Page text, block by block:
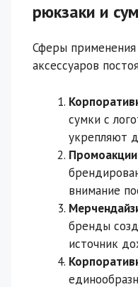
рюкзаки и
Сферы применения
аксессуаров
сумки с
укрепляют
внимание
бренды
источник